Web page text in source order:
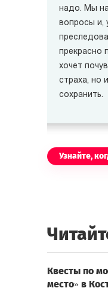
надо. Мы
вопросы и,
прекрасно
хочет
страха, но
сохранить.
Узнайте,
Квесты по
место» в